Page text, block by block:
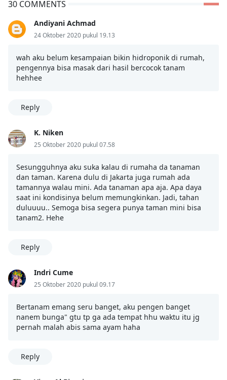
30 COMMENTS
Andiyani Achmad
24 Oktober 2020 pukul 19.13
wah aku belum kesampaian bikin hidroponik di rumah,
pengennya bisa masak dari hasil bercocok tanam
hehhee
Reply
K. Niken
25 Oktober 2020 pukul 07.58
Sesungguhnya aku suka kalau di rumaha da tanaman
dan taman. Karena dulu di Jakarta juga rumah ada
tamannya walau mini. Ada tanaman apa aja. Apa daya
saat ini kondisinya belum memungkinkan. Jadi, tahan
duluuuu.. Semoga bisa segera punya taman mini bisa
tanam2. Hehe
Reply
Indri Cume
25 Oktober 2020 pukul 09.17
Bertanam emang seru banget, aku pengen banget
nanem bunga" gtu tp ga ada tempat hhu waktu itu jg
pernah malah abis sama ayam haha
Reply